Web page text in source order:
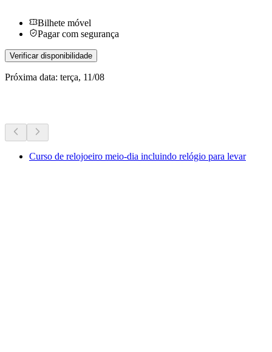
Bilhete móvel
Pagar com segurança
Verificar disponibilidade
Próxima data: terça, 11/08
Curso de relojoeiro meio-dia incluindo relógio para levar